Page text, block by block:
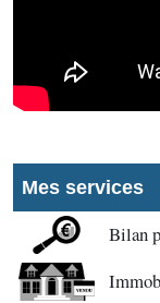
Mes services
Bilan